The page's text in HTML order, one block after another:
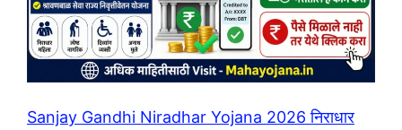
Sanjay Gandhi Niradhar Yojana 2026 निराधार